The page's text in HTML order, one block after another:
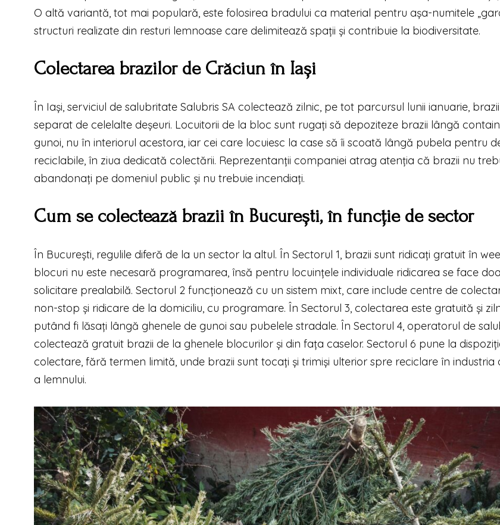
O altă variantă, tot mai populară, este folosirea bradului ca material pentru așa-numitele
structuri realizate din resturi lemnoase care delimitează spații și contribuie la biodiversitate.
Colectarea brazilor de Crăciun în Iași
În Iași, serviciul de salubritate Salubris SA colectează zilnic, pe tot parcursul lunii ianuarie,
separat de celelalte deșeuri. Locuitorii de la bloc sunt rugați să depoziteze brazii lângă
gunoi, nu în interiorul acestora, iar cei care locuiesc la case să îi scoată lângă pubela pentru
reciclabile, în ziua dedicată colectării. Reprezentanții companiei atrag atenția că brazii nu
abandonați pe domeniul public și nu trebuie incendiați.
Cum se colectează brazii în București, în funcție de sector
În București, regulile diferă de la un sector la altul. În Sectorul 1, brazii sunt ridicați gratuit în
blocuri nu este necesară programarea, însă pentru locuințele individuale ridicarea se face
solicitare prealabilă. Sectorul 2 funcționează cu un sistem mixt, care include centre de
non-stop și ridicare de la domiciliu, cu programare. În Sectorul 3, colectarea este gratuită și
putând fi lăsați lângă ghenele de gunoi sau pubelele stradale. În Sectorul 4, operatorul de
colectează gratuit brazii de la ghenele blocurilor și din fața caselor. Sectorul 6 pune la
colectare, fără termen limită, unde brazii sunt tocați și trimiși ulterior spre reciclare în
a lemnului.